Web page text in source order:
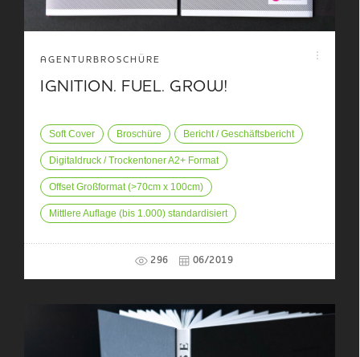
AGENTURBROSCHÜRE
IGNITION. FUEL. GROW!
Soft Cover Broschüre Bericht / Geschäftsbericht
Digitaldruck / Trockentoner A2+ Format
Offset Großformat (>70cm x 100cm)
Mittlere Auflage (bis 1.000) standardisiert
296 06/2019